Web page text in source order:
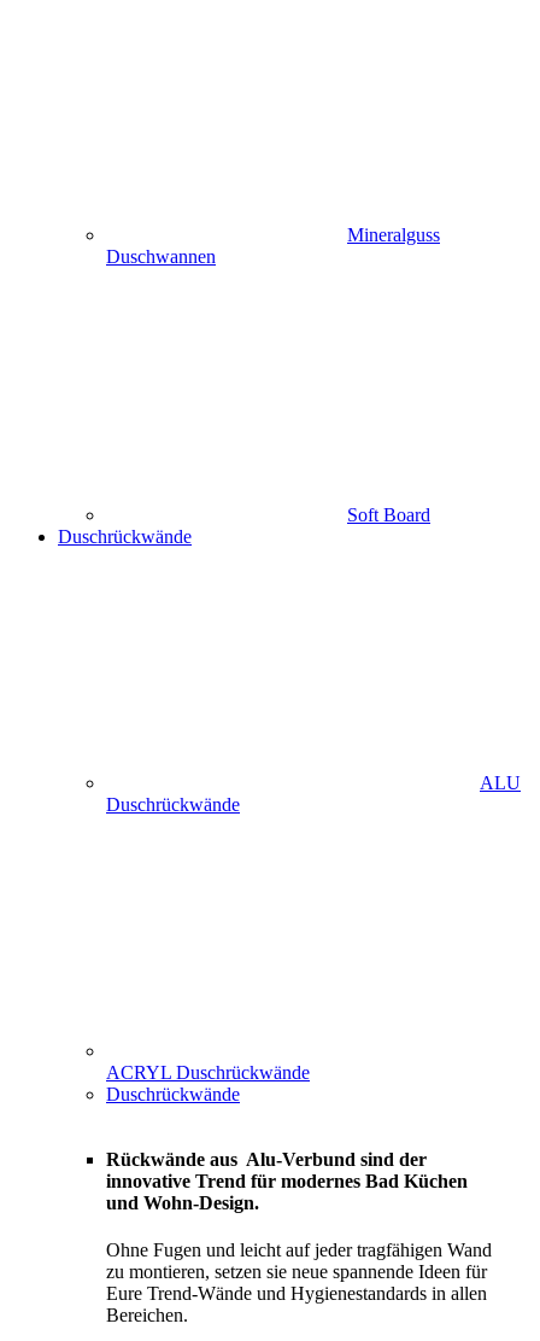
Mineralguss
Duschwannen
Soft Board
Duschrückwände
ALU
Duschrückwände
ACRYL Duschrückwände
Duschrückwände
Rückwände aus Alu-Verbund sind der
innovative Trend für modernes Bad Küchen
und Wohn-Design.
Ohne Fugen und leicht auf jeder tragfähigen Wand
zu montieren, setzen sie neue spannende Ideen für
Eure Trend-Wände und Hygienestandards in allen
Bereichen.